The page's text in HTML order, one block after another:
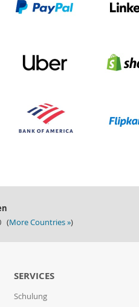
(More Countries »)
SERVICES
Schulung